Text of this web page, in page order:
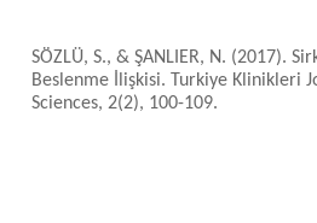
SÖZLÜ, S., & ŞANLIER, N. (2017).
Beslenme İlişkisi. Turkiye Klinikleri
Sciences, 2(2), 100-109.